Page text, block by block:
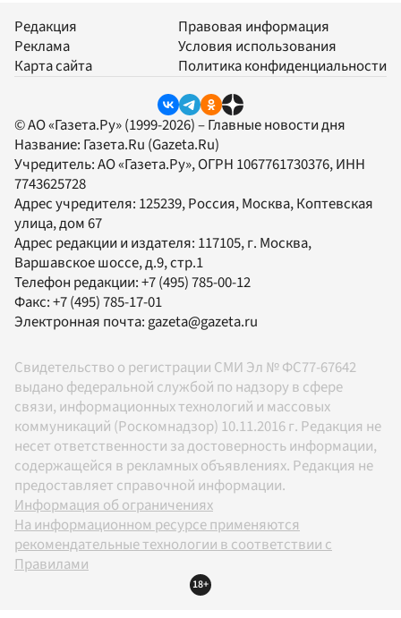
Редакция
Реклама
Карта сайта
Правовая информация
Условия использования
Политика конфиденциальности
© АО «Газета.Ру» (1999-2026) – Главные новости дня
Название: Газета.Ru (Gazeta.Ru)
Учредитель:АО «Газета.Ру», ОГРН 1067761730376, ИНН
7743625728
Адрес учредителя: 125239, Россия, Москва, Коптевская
улица, дом 67
Адрес редакции и издателя: 117105, г. Москва,
Варшавское шоссе, д.9, стр.1
Телефон редакции:+7 (495) 785-00-12
Факс:+7 (495) 785-17-01
Электронная почта:gazeta@gazeta.ru
Свидетельство о регистрации СМИ Эл № ФС77-67642
выдано федеральной службой по надзору в сфере
связи, информационных технологий и массовых
коммуникаций (Роскомнадзор) 10.11.2016 г. Редакция не
несет ответственности за достоверность информации,
содержащейся в рекламных объявлениях. Редакция не
предоставляет справочной информации.
Информация об ограничениях
На информационном ресурсе применяются
рекомендательные технологии в соответствии с
Правилами
18+